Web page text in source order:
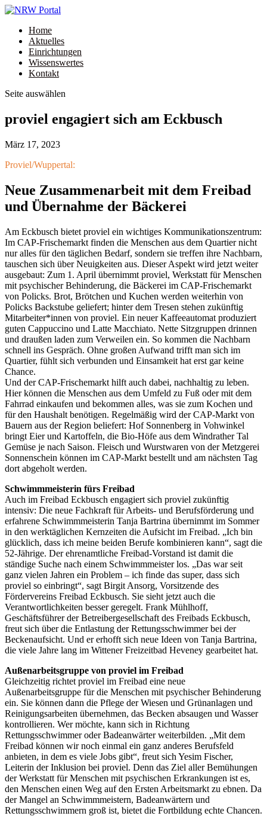
Home
Aktuelles
Einrichtungen
Wissenswertes
Kontakt
Seite auswählen
proviel engagiert sich am Eckbusch
März 17, 2023
Proviel/Wuppertal:
Neue Zusammenarbeit mit dem Freibad
und Übernahme der Bäckerei
Am Eckbusch bietet proviel ein wichtiges Kommunikationszentrum:
Im CAP-Frischemarkt finden die Menschen aus dem Quartier nicht
nur alles für den täglichen Bedarf, sondern sie treffen ihre Nachbarn,
tauschen sich über Neuigkeiten aus. Dieser Aspekt wird jetzt weiter
ausgebaut: Zum 1. April übernimmt proviel, Werkstatt für Menschen
mit psychischer Behinderung, die Bäckerei im CAP-Frischemarkt
von Policks. Brot, Brötchen und Kuchen werden weiterhin von
Policks Backstube geliefert; hinter dem Tresen stehen zukünftig
Mitarbeiter*innen von proviel. Ein neuer Kaffeeautomat produziert
guten Cappuccino und Latte Macchiato. Nette Sitzgruppen drinnen
und draußen laden zum Verweilen ein. So kommen die Nachbarn
schnell ins Gespräch. Ohne großen Aufwand trifft man sich im
Quartier, fühlt sich verbunden und Einsamkeit hat erst gar keine
Chance.
Und der CAP-Frischemarkt hilft auch dabei, nachhaltig zu leben.
Hier können die Menschen aus dem Umfeld zu Fuß oder mit dem
Fahrrad einkaufen und bekommen alles, was sie zum Kochen und
für den Haushalt benötigen. Regelmäßig wird der CAP-Markt von
Bauern aus der Region beliefert: Hof Sonnenberg in Vohwinkel
bringt Eier und Kartoffeln, die Bio-Höfe aus dem Windrather Tal
Gemüse je nach Saison. Fleisch und Wurstwaren von der Metzgerei
Sonnenschein können im CAP-Markt bestellt und am nächsten Tag
dort abgeholt werden.
Schwimmmeisterin fürs Freibad
Auch im Freibad Eckbusch engagiert sich proviel zukünftig
intensiv: Die neue Fachkraft für Arbeits- und Berufsförderung und
erfahrene Schwimmmeisterin Tanja Bartrina übernimmt im Sommer
in den werktäglichen Kernzeiten die Aufsicht im Freibad. „Ich bin
glücklich, dass ich meine beiden Berufe kombinieren kann“, sagt die
52-Jährige. Der ehrenamtliche Freibad-Vorstand ist damit die
ständige Suche nach einem Schwimmmeister los. „Das war seit
ganz vielen Jahren ein Problem – ich finde das super, dass sich
proviel so einbringt“, sagt Birgit Ansorg, Vorsitzende des
Fördervereins Freibad Eckbusch. Sie sieht jetzt auch die
Verantwortlichkeiten besser geregelt. Frank Mühlhoff,
Geschäftsführer der Betreibergesellschaft des Freibads Eckbusch,
freut sich über die Entlastung der Rettungsschwimmer bei der
Beckenaufsicht. Und er erhofft sich neue Ideen von Tanja Bartrina,
die viele Jahre lang im Wittener Freizeitbad Heveney gearbeitet hat.
Außenarbeitsgruppe von proviel im Freibad
Gleichzeitig richtet proviel im Freibad eine neue
Außenarbeitsgruppe für die Menschen mit psychischer Behinderung
ein. Sie können dann die Pflege der Wiesen und Grünanlagen und
Reinigungsarbeiten übernehmen, das Becken absaugen und Wasser
kontrollieren. Wer möchte, kann sich in Richtung
Rettungsschwimmer oder Badeanwärter weiterbilden. „Mit dem
Freibad können wir noch einmal ein ganz anderes Berufsfeld
anbieten, in dem es viele Jobs gibt“, freut sich Yesim Fischer,
Leiterin der Inklusion bei proviel. Denn das Ziel aller Bemühungen
der Werkstatt für Menschen mit psychischen Erkrankungen ist es,
den Menschen einen Weg auf den Ersten Arbeitsmarkt zu ebnen. Da
der Mangel an Schwimmmeistern, Badeanwärtern und
Rettungsschwimmern groß ist, bietet die Fortbildung echte Chancen.